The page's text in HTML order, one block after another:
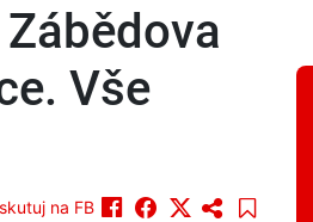
Vše
na FB